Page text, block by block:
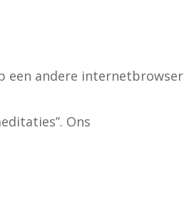
een andere internetbrowser
Ons